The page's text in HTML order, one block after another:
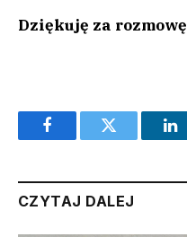
Dziękuję za
FacebookTwitter
CZYTAJ DALEJ